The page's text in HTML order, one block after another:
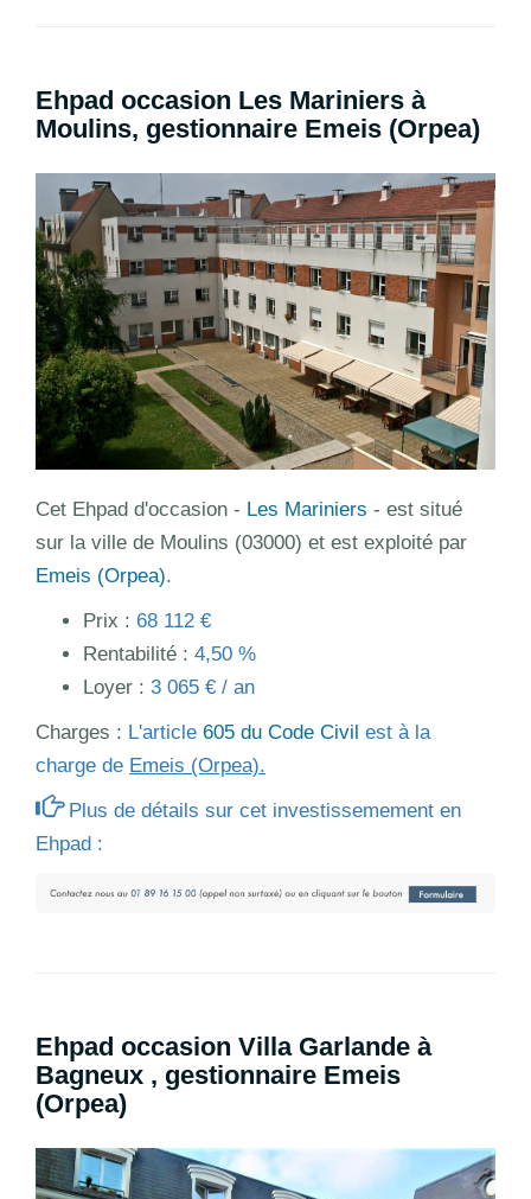
Ehpad occasion Les Mariniers à
Moulins, gestionnaire Emeis (Orpea)
Cet Ehpad d'occasion - Les Mariniers - est situé
sur la ville de Moulins (03000) et est exploité par
Emeis (Orpea).
Prix : 68 112 €
Rentabilité : 4,50 %
Loyer : 3 065 € / an
Charges : L'article 605 du Code Civil est à la
charge de Emeis (Orpea).
Plus de détails sur cet investissemement en
Ehpad :
Ehpad occasion Villa Garlande à
Bagneux , gestionnaire Emeis
(Orpea)